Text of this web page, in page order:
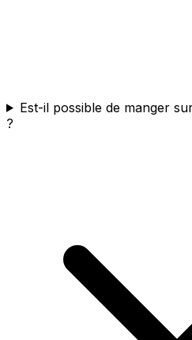
Est-il possible de manger
?